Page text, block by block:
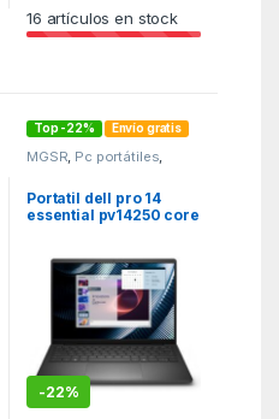
16 artículos en stock
Top -22% Envío gratis
MGSR Pc portátiles
Portatiles
Portatil dell pro 14
essential pv14250 core
fhd+ – w11p
-22%